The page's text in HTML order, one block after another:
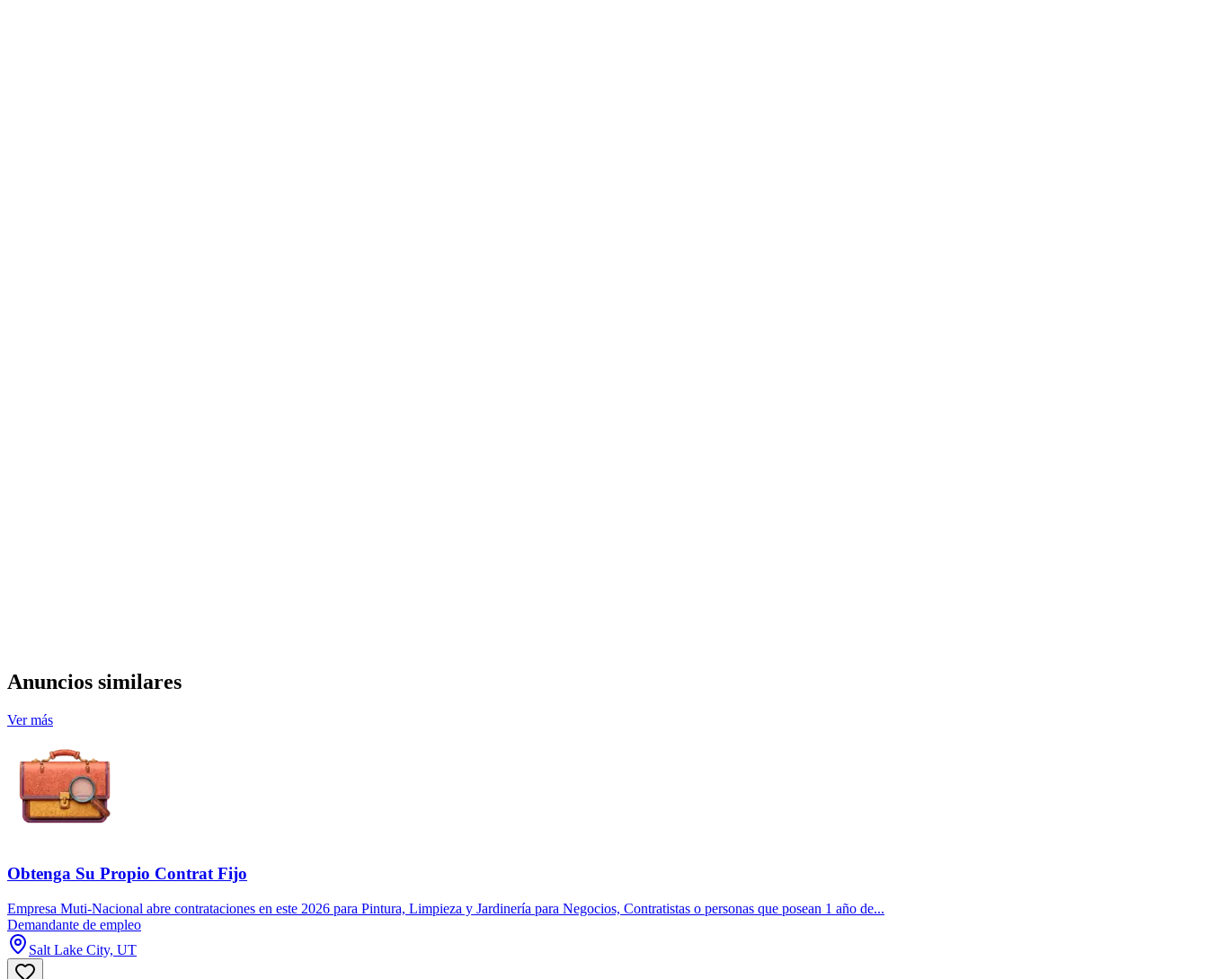
Anuncios similares
Ver más
Obtenga Su Propio Contrat Fijo
Empresa Muti-Nacional abre contrataciones en este 2026 para Pintura, Limpieza y Jardinería para Negocios, Contratistas o personas que posean 1 año de...
Demandante de empleo
Salt Lake City, UT